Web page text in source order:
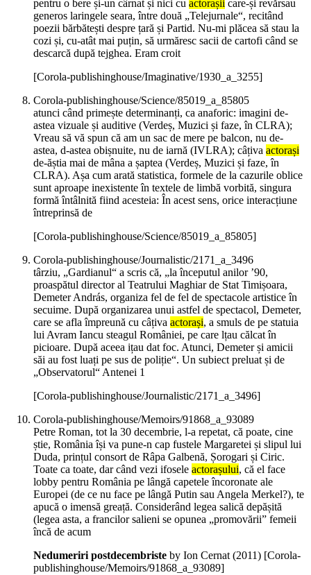
pentru o bere și-un cârnat și nici cu actorașii care-și revărsau
generos laringele seara, între două „Telejurnale“, recitând
poezii bărbătești despre țară și Partid. Nu-mi plăcea să stau la
cozi și, cu-atât mai puțin, să urmăresc sacii de cartofi când se
descarcă după tejghea. Eram croit
[Corola-publishinghouse/Imaginative/1930_a_3255]
Corola-publishinghouse/Science/85019_a_85805
atunci când primește determinanți, ca anaforic: imagini de-
astea vizuale și auditive (Verdeș, Muzici și faze, în CLRA);
Vreau să vă spun că am un sac de mere pe balcon, nu de-
astea, d-astea obișnuite, nu de iarnă (IVLRA); câțiva actorași
de-ăștia mai de mâna a șaptea (Verdeș, Muzici și faze, în
CLRA). Așa cum arată statistica, formele de la cazurile oblice
sunt aproape inexistente în textele de limbă vorbită, singura
formă întâlnită fiind acesteia: În acest sens, orice interacțiune
întreprinsă de
[Corola-publishinghouse/Science/85019_a_85805]
Corola-publishinghouse/Journalistic/2171_a_3496
târziu, „Gardianul“ a scris că, „la începutul anilor ’90,
proaspătul director al Teatrului Maghiar de Stat Timișoara,
Demeter András, organiza fel de fel de spectacole artistice în
secuime. După organizarea unui astfel de spectacol, Demeter,
care se afla împreună cu câțiva actorași, a smuls de pe statuia
lui Avram Iancu steagul României, pe care lțau călcat în
picioare. După aceea ițau dat foc. Atunci, Demeter și amicii
săi au fost luați pe sus de poliție“. Un subiect preluat și de
„Observatorul“ Antenei 1
[Corola-publishinghouse/Journalistic/2171_a_3496]
Corola-publishinghouse/Memoirs/91868_a_93089
Petre Roman, tot la 30 decembrie, l-a repetat, că poate, cine
știe, România își va pune-n cap fustele Margaretei și slipul lui
Duda, prințul consort de Râpa Galbenă, Șorogari și Ciric.
Toate ca toate, dar când vezi ifosele actorașului, că el face
lobby pentru România pe lângă capetele încoronate ale
Europei (de ce nu face pe lângă Putin sau Angela Merkel?), te
apucă o imensă greață. Considerând legea salică depășită
(legea asta, a francilor salieni se opunea „promovării” femeii
încă de acum
Nedumeriri postdecembriste by Ion Cernat (2011) [Corola-
publishinghouse/Memoirs/91868_a_93089]